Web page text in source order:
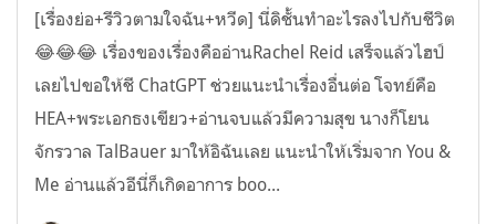
[เรื่องย่อ+รีวิวตามใจฉัน+หวีด] นี่ดิชั้นทำอะไรลงไปกับชีวิต
😂😂😂 เรื่องของเรื่องคืออ่านRachel Reid เสร็จแล้วไฮป์
เลยไปขอให้ชี ChatGPT ช่วยแนะนำเรื่องอื่นต่อ โจทย์คือ
HEA+พระเอกธงเขียว+อ่านจบแล้วมีความสุข นางก็โยน
จักรวาล TalBauer มาให้อิฉันเลย แนะนำให้เริ่มจาก You &
Me อ่านแล้วอีนี่ก็เกิดอาการ boo...